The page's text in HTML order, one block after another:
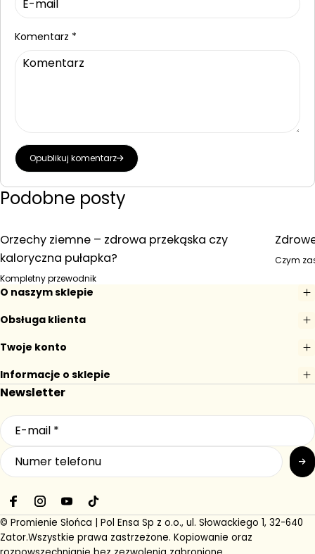
Komentarz *
Opublikuj komentarz
Podobne posty
Orzechy ziemne – zdrowa przekąska czy
kaloryczna pułapka?
Kompletny przewodnik
Czym
O naszym sklepie
Obsługa klienta
Twoje konto
Informacje o sklepie
Newsletter
F
a
c
I
n
s
Y
o
u
T
k
© Promienie Słońca | Pol Ensa Sp z o.o., ul. Słowackiego 1, 32-640
Zator.Wszystkie prawa zastrzeżone. Kopiowanie oraz